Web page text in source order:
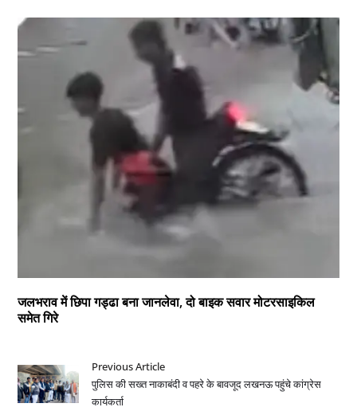
जलभराव में छिपा गड्ढा बना जानलेवा, दो बाइक सवार मोटरसाइकिल
समेत गिरे
Previous Article
पुलिस की सख्त नाकाबंदी व पहरे के बावजूद लखनऊ पहुंचे कांग्रेस
कार्यकर्ता